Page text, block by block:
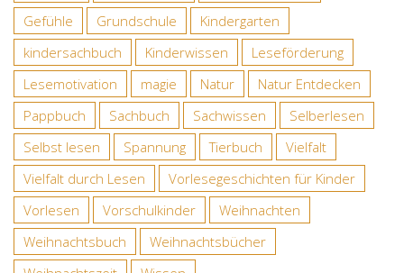
Gefühle
Grundschule
Kindergarten
kindersachbuch
Kinderwissen
Leseförderung
Lesemotivation
magie Natur
Natur Entdecken
Pappbuch
Sachbuch Sachwissen
Selberlesen
Selbst lesen
Spannung Tierbuch
Vielfalt
Vielfalt durch Lesen
Vorlesegeschichten für Kinder
Vorlesen
Vorschulkinder
Weihnachten
Weihnachtsbuch
Weihnachtsbücher